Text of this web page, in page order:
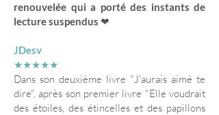
renouvelée qui a porté des instants de
lecture suspendus ❤
JDesv
★★★★★
Dans son deuxième livre "J'aurais aimé te
dire", après son premier livre "Elle voudrait
des étoiles, des étincelles et des papillons